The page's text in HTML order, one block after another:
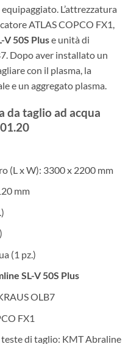
L’attrezzatura
ATLAS COPCO FX1,
V 50S Pluse unità di
Dopo aver installato un
con il plasma, la
e un aggregato plasma.
da taglio ad acqua
(L x W): 3300 x 2200 mm
mm
(1 pz.)
SL-V 50S Plus
OLB7
FX1
di taglio: KMT Abraline